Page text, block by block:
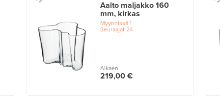
Aalto maljakko 160
mm, kirkas
Myynnissä1
Seuraajat24
Alkaen
219,00 €